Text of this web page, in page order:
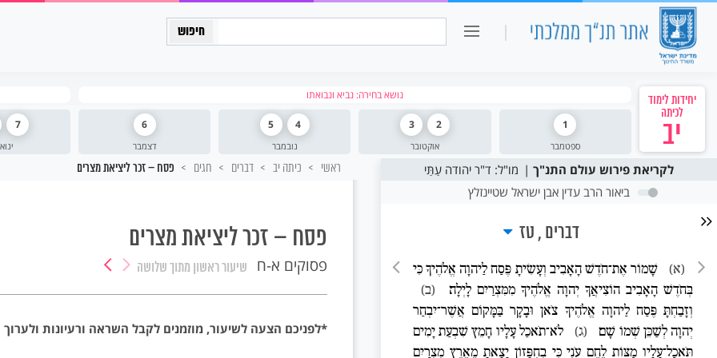
חיפוש:
כיתה ו כיתה יב
יחידות לימוד
לכיתה
יב
נושא בחירה: נביא ונבואתו
ספטמבר
1
אוקטובר
2
3
נובמבר
4
5
דצמבר
6
7
לקריאת פירוש עולם התנ"ך
מו"ל: ד"ר יהודה עַתַּי
ביאור הרב עדין אבן ישראל שטיינזלץ
דברים טז
(א)
שָׁמוֹר אֶת־חֹדֶשׁ הָאָבִיב וְעָשִׂיתָ פֶּסַח לַיהוָה אֱלֹהֶיךָ כִּי
בְּחֹדֶשׁ הָאָבִיב הוֹצִיאֲךָ יְהוָה אֱלֹהֶיךָ מִמִּצְרַיִם לָיְלָה׃
(ב)
וְזָבַחְתָּ פֶּסַח לַיהוָה אֱלֹהֶיךָ צֹאן וּבָקָר בַּמָּקוֹם אֲשֶׁר־יִבְחַר
יְהוָה לְשַׁכֵּן שְׁמוֹ שָׁם׃
(ג)
לֹא־תֹאכַל עָלָיו חָמֵץ שִׁבְעַת יָמִים
תֹּאכַל־עָלָיו מַצּוֹת לֶחֶם עֹנִי כִּי בְחִפָּזוֹן יָצָאתָ מֵאֶרֶץ מִצְרַיִם
ראשי כיתה יב דברים חגים פסח – זכר ליציאת מצרים
פסח – זכר ליציאת מצרים
פסוקים א-ח שיעור ראשון מתוך שלושה
*לפניכם הצעה לשיעור, מוזמנים לקבל השראה ורעיונות